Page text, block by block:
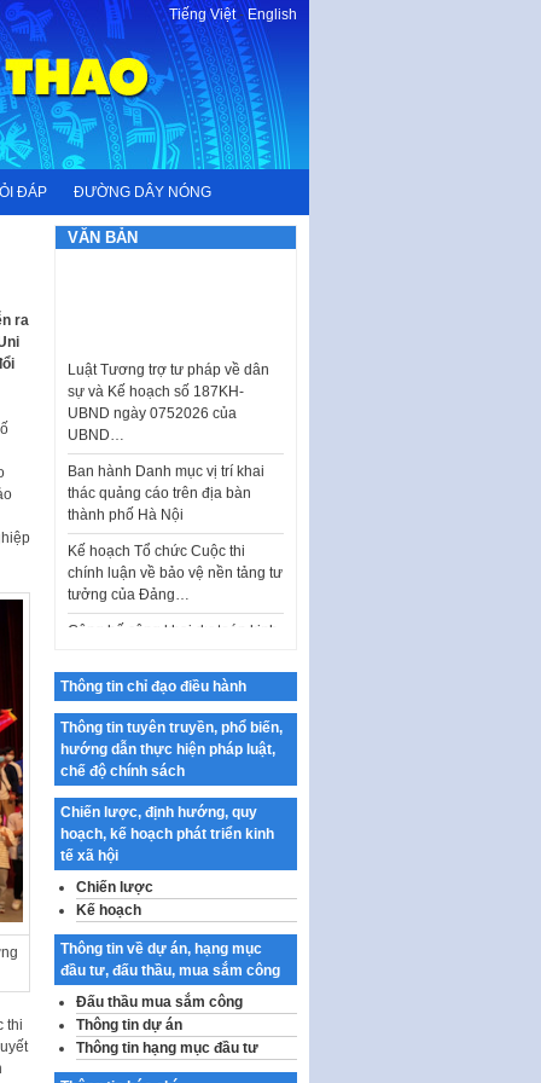
Tiếng Việt-English
ĐÁP ĐƯỜNG DÂY NÓNG
ra
thi
VĂN BẢN
sự và Kế hoạch số 187KH-
UBND ngày 0752026 của
UBND…
thác quảng cáo trên địa bàn
thành phố Hà Nội
Kế hoạch Tổ chức Cuộc thi
chính luận về bảo vệ nền tảng tư
tưởng của Đảng…
Công bố công khai dự toán kinh
phí xây dựng pháp luật, hoàn
Quy định về nghiên cứu, ứng
dụng khoa học, công nghệ, đổi
mới sáng tạo và chuyển…
Quy định chi tiết và hướng dẫn
thi hành một số điều của Luật Lý
lịch tư…
Sửa đổi, bổ sung một số nội
dung tại Nghị quyết số 30/NQ-
CP ngày 24 tháng 02…
Ban hành Chương trình hành
động của Chính phủ thực hiện
Nghị quyết số 02-NQ/TW ngày
17…
THÔNG BÁO Tuyển dụng lao
động hợp đồng theo Nghị định
số 111/2022/NĐ-CP ngày
Thông tin chỉ đạo điều hành
Thông tin tuyên truyền, phổ biến,
hướng dẫn thực hiện pháp luật,
chế độ chính sách
Chiến lược, định hướng, quy
hoạch, kế hoạch phát triển kinh
tế xã hội
Chiến lược
Kế hoạch
Thông tin về dự án, hạng mục
đầu tư, đấu thầu, mua sắm công
Đấu thầu mua sắm công
Thông tin dự án
Thông tin hạng mục đầu tư